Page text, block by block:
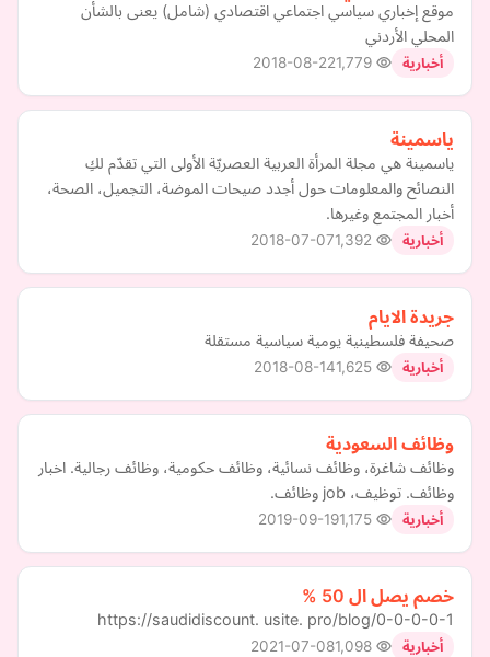
موقع إخباري سياسي اجتماعي اقتصادي (شامل) يعنى بالشأن
المحلي الأردني
أخبارية 2018-08-22
ياسمينة
ياسمينة هي مجلة المرأة العربية العصريّة الأولى التي تقدّم لكِ
النصائح والمعلومات حول أجدد صيحات الموضة، التجميل، الصحة،
أخبار المجتمع وغيرها.
أخبارية 2018-07-07
جريدة الايام
صحيفة فلسطينية يومية سياسية مستقلة
أخبارية 2018-08-14
وظائف السعودية
وظائف شاغرة، وظائف نسائية، وظائف حكومية، وظائف رجالية. اخبار
وظائف. توظيف، job وظائف.
أخبارية 2019-09-19
خصم يصل ال 50 %
https://saudidiscount. usite. pro/blog/0-0-0-0-1
أخبارية 2021-07-08